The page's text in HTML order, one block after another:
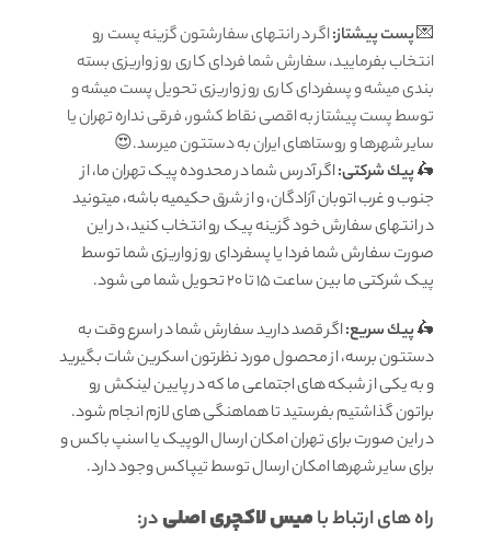
💌پست پیشتاز:اگر در انتهای سفارشتون گزینه پست رو
انتخاب بفرمایید، سفارش شما فردای کاری روز واریزی بسته
بندی میشه و پسفردای کاری روز واریزی تحویل پست میشه و
توسط پست پیشتاز به اقصی نقاط کشور، فرقی نداره تهران یا
سایر شهرها و روستاهای ایران به دستتون میرسد.😍
🛵پيك شرکتی:اگر آدرس شما در محدوده پیک تهران ما، از
جنوب و غرب اتوبان آزادگان، و از شرق حکیمیه باشه، میتونید
در انتهای سفارش خود گزینه پیک رو انتخاب کنید، در این
صورت سفارش شما فردا یا پسفردای روز واريزى شما توسط
پیک شرکتی ما بين ساعت ۱۵ تا ٢٠ تحويل شما مى شود.
🛵پيك سریع:اگر قصد دارید سفارش شما در اسرع وقت به
دستتون برسه، از محصول مورد نظرتون اسکرین شات بگیرید
و به یکی از شبکه های اجتماعی ما که در پایین لینکش رو
براتون گذاشتیم بفرستید تا هماهنگی های لازم انجام شود.
در این صورت برای تهران امکان ارسال الوپیک یا اسنپ باکس و
برای سایر شهرها امکان ارسال توسط تیپاکس وجود دارد.
راه های ارتباط بامیس لاکچری اصلیدر: